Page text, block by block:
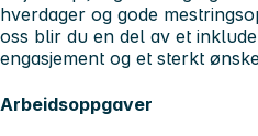
hverdager og gode
oss blir du en del av et
engasjement og et sterkt
Arbeidsoppgaver